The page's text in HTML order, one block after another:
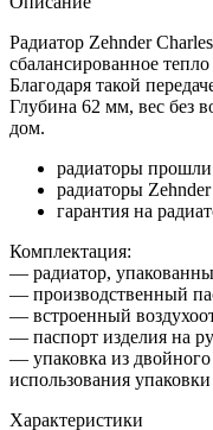
Радиатор Zehnder
сбалансированное
Благодаря такой
Глубина 62 мм, вес без
дом.
радиаторы
радиаторы
гарантия на
Комплектация:
— радиатор,
— производственный
— встроенный
— паспорт изделия на
— упаковка из двойного
использования
Характеристики